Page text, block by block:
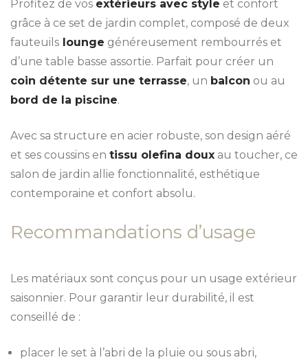
Profitez de vos extérieurs avec style et confort
grâce à ce set de jardin complet, composé de deux
fauteuils lounge généreusement rembourrés et
d’une table basse assortie. Parfait pour créer un
coin détente sur une terrasse, un balcon ou au
bord de la piscine.
Avec sa structure en acier robuste, son design aéré
et ses coussins en tissu olefina doux au toucher, ce
salon de jardin allie fonctionnalité, esthétique
contemporaine et confort absolu.
Recommandations d’usage
Les matériaux sont conçus pour un usage extérieur
saisonnier. Pour garantir leur durabilité, il est
conseillé de :
placer le set à l’abri de la pluie ou sous abri,